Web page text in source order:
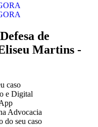
de
Martins -
caso
e Digital
Advocacia
do seu caso